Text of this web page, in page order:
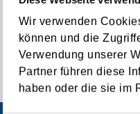
Wir verwenden
können und die
Verwendung unserer
Partner führen diese
haben oder die sie im